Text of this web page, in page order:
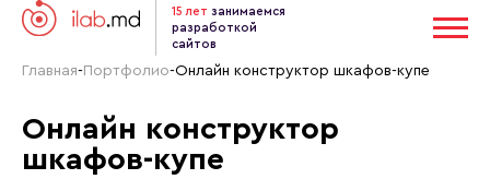
15 лет занимаемся
разработкой
сайтов
Главная- Портфолио-Онлайн конструктор шкафов-купе
Онлайн конструктор
шкафов-купе